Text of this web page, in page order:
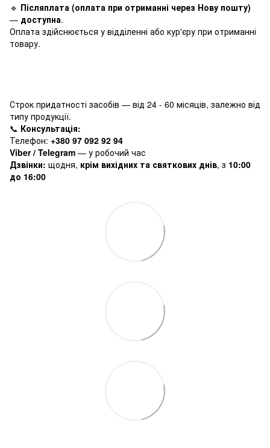
🔹 Післяплата (оплата при отриманні через Нову пошту)
— доступна.
Оплата здійснюється у відділенні або кур'єру при отриманні
товару.
Строк придатності засобів — від 24 - 60 місяців, залежно від
типу продукції.
📞 Консультація:
Телефон: +380 97 092 92 94
Viber / Telegram — у робочий час
Дзвінки: щодня, крім вихідних та святкових днів, з 10:00
до 16:00